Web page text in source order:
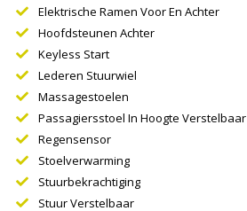
Elektrische Ramen Voor En Achter
Hoofdsteunen Achter
Keyless Start
Lederen Stuurwiel
Massagestoelen
Passagiersstoel In Hoogte Verstelbaar
Regensensor
Stoelverwarming
Stuurbekrachtiging
Stuur Verstelbaar